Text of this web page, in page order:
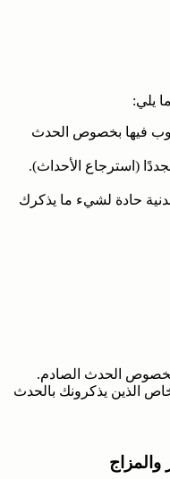
يلي:
فيها بخصوص الحدث
(استرجاع الأحداث).
حادة لشيء ما يذكرك
بخصوص الحدث الصادم.
الذين يذكرونك بالحدث
والمزاج